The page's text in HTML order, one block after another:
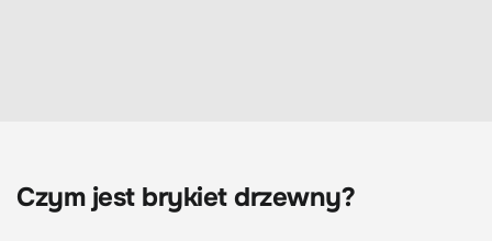
Czym jest brykiet drzewny?